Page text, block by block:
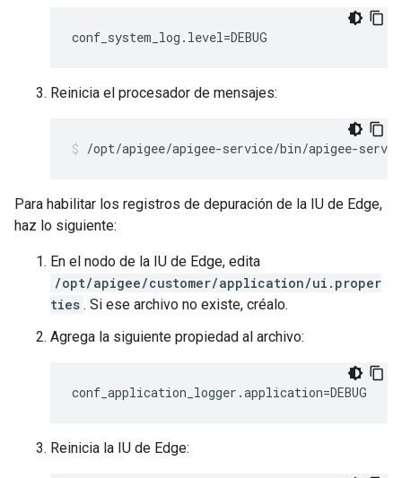
conf_system_log.level=DEBUG
Reinicia el procesador de mensajes:
/opt/apigee/apigee-service/bin/apigee-
Para habilitar los registros de depuración de la IU de Edge,
haz lo siguiente:
En el nodo de la IU de Edge, edita
/opt/apigee/customer/application/ui.proper
ties . Si ese archivo no existe, créalo.
Agrega la siguiente propiedad al archivo:
conf_application_logger.application=DEBUG
Reinicia la IU de Edge: